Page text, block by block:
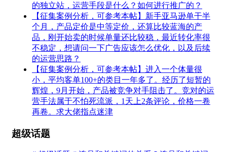
的独立站，运营手段是什么？如何进行推广的？
【征集案例分析，可参考本帖】新手亚马逊单干半
个月，产品定价是中等定价，还算比较蓝海的产
品，刚开始卖的时候单量还比较稳，最近转化率很
不稳定，想请问一下广告应该怎么优化，以及后续
的运营思路？
【征集案例分析，可参考本帖】进入一个体量很
小，平均客单100+的类目一年多了。经历了短暂的
辉煌，9月开始，产品被竞争对手阻击了。竞对的运
营手法属于不怕死流派，1天上2条评论，价格一卷
再卷。求大佬指点迷津
超级话题